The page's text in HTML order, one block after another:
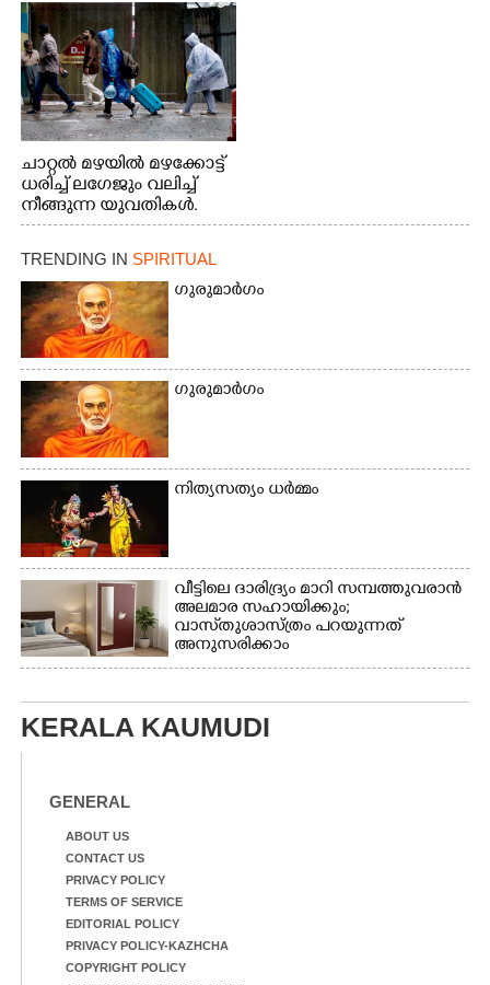
നിന്നുള്ള കാഴ്ച
ചാറ്റൽ മഴയിൽ മഴക്കോട്ട്
ധരിച്ച് ലഗേജും വലിച്ച്
നീങ്ങുന്ന യുവതികൾ.
എറണാകുളം മേനകയിൽ
നിന്നുള്ള കാഴ്ച
TRENDING IN SPIRITUAL
ഗുരുമാർഗം
ഗുരുമാർഗം
നിത്യസത്യം ധർമ്മം
വീട്ടിലെ ദാരിദ്ര്യം മാറി സമ്പത്തുവരാൻ
അലമാര സഹായിക്കും;
വാസ്‌തുശാസ്ത്രം പറയുന്നത്
അനുസരിക്കാം
KERALA KAUMUDI
GENERAL
ABOUT US
CONTACT US
PRIVACY POLICY
TERMS OF SERVICE
EDITORIAL POLICY
PRIVACY POLICY-KAZHCHA
COPYRIGHT POLICY